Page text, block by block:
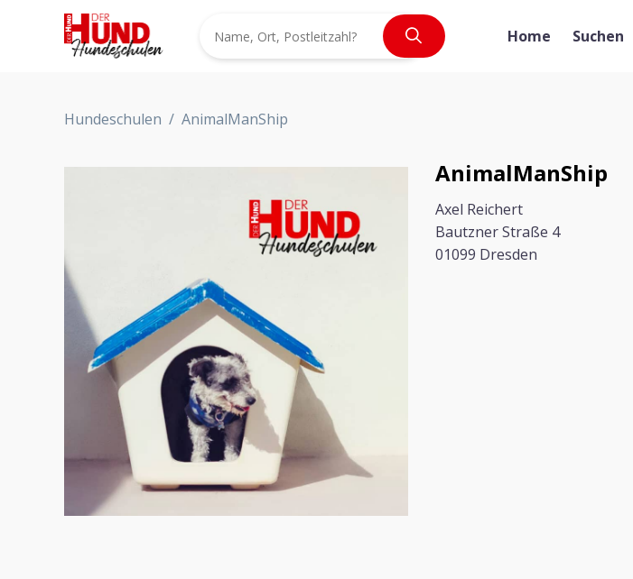
Home Suchen
Hundeschulen / AnimalManShip
AnimalManShip
Axel Reichert
Bautzner Straße 4
01099 Dresden